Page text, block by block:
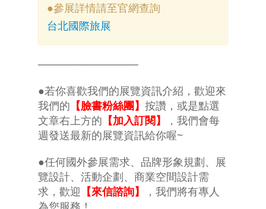
●參展詳情請至官網查詢
台北國際旅展
─────────────
●若你喜歡我們的展覽資訊介紹，歡迎來
我們的 【臉書粉絲團】 按讚，或是點選
文章右上方的 【加入訂閱】
，我們會每
週發送最新的展覽資訊給你喔~
●任何國外參展需求、品牌形象規劃、展
覽設計、活動企劃、商業空間設計需
求，歡迎 【來信諮詢】
，我們將有專人